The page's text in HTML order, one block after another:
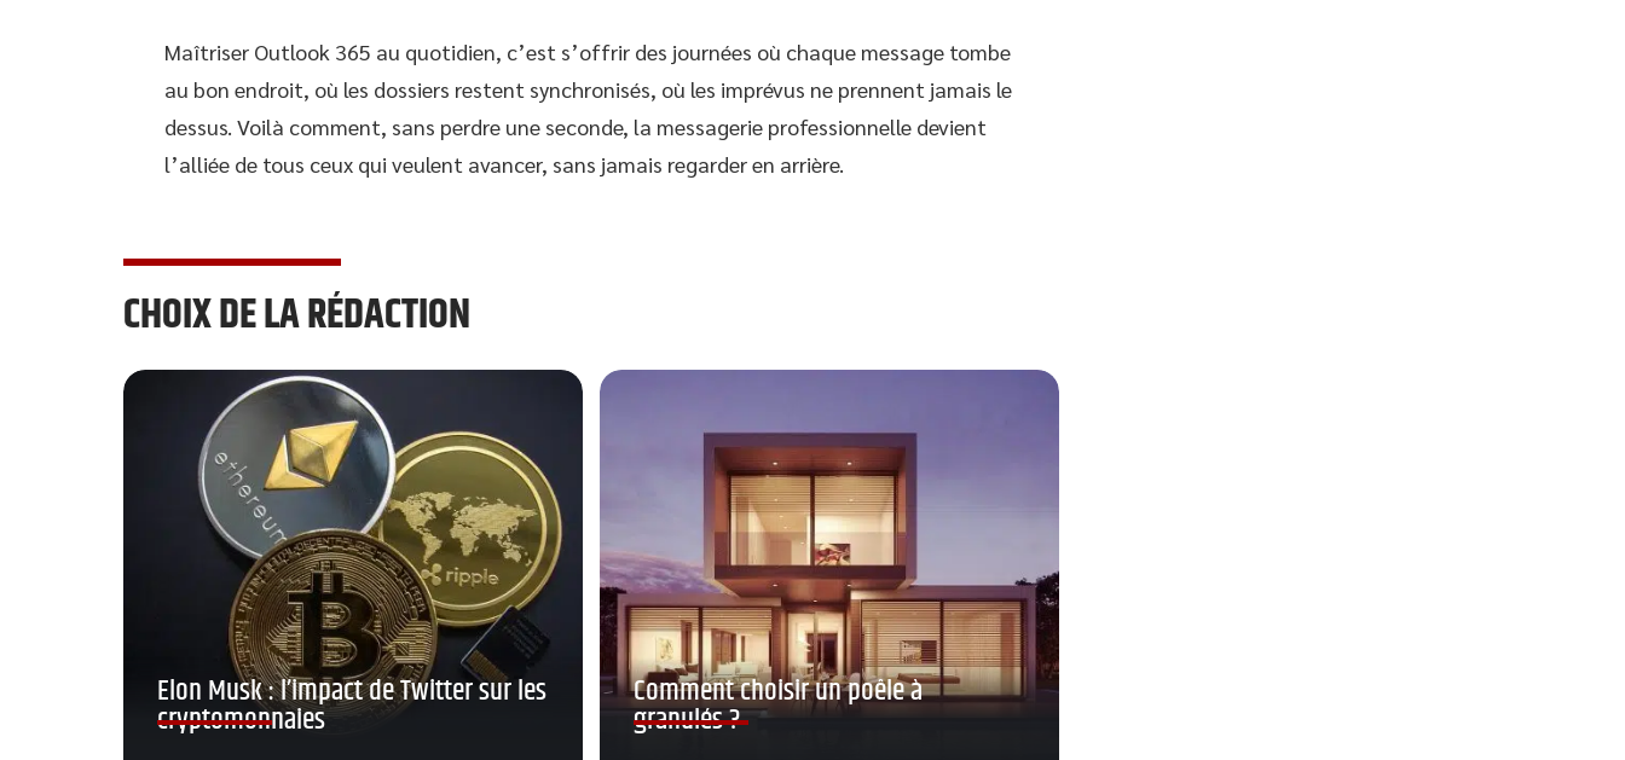
Maîtriser Outlook 365 au quotidien, c’est s’offrir des journées où chaque message tombe
au bon endroit, où les dossiers restent synchronisés, où les imprévus ne prennent jamais le
dessus. Voilà comment, sans perdre une seconde, la messagerie professionnelle devient
l’alliée de tous ceux qui veulent avancer, sans jamais regarder en arrière.
CHOIX DE LA RÉDACTION
Elon Musk : l’impact de Twitter sur les
cryptomonnaies
Comment choisir un poêle à
granulés ?